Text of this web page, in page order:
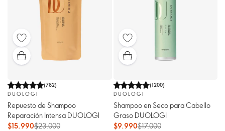
(782)
DUOLOGI
Repuesto de Shampoo
Reparación Intensa DUOLOGI
$15.990$23.000
(1200)
DUOLOGI
Shampoo en Seco para Cabello
Graso DUOLOGI
$9.990$17.000